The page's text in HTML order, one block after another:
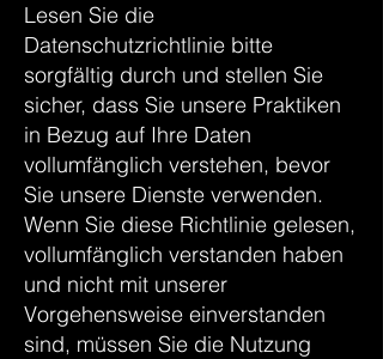
Lesen Sie die
Datenschutzrichtlinie bitte
sorgfältig durch und stellen Sie
sicher, dass Sie unsere Praktiken
in Bezug auf Ihre Daten
vollumfänglich verstehen, bevor
Sie unsere Dienste verwenden.
Wenn Sie diese Richtlinie gelesen,
vollumfänglich verstanden haben
und nicht mit unserer
Vorgehensweise einverstanden
sind, müssen Sie die Nutzung